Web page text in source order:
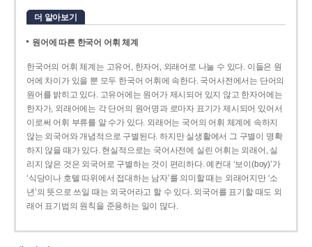
더 알아보기
원어에 따른 한국어 어휘 체계
한국어의 어휘 체계는 고유어, 한자어, 외래어로 나눌 수 있다. 이들은 원
어에 차이가 있을 뿐 모두 한국어 어휘에 속한다. 국어사전에서는 단어의
원어를 밝히고 있다. 고유어에는 원어가 제시되어 있지 않고 한자어에는
한자가, 외래어에는 각 단어의 원어명과 로마자 표기가 제시되어 있어서
이로써 어휘 부류를 알 수가 있다. 외래어는 국어의 어휘 체계에 속하지
않는 외국어와 개념적으로 구별된다. 하지만 실생활에서 그 구별이 명확
하지 않을 때가 있다. 현실적으로는 국어사전에 실린 어휘는 외래어, 실
리지 않은 것은 외국어로 구별하는 것이 편리하다. 예컨대 ‘보이(boy)’가
‘식당이나 호텔 따위에서 접대하는 남자’를 의미할 때는 외래어지만 ‘소
년’의 뜻으로 쓰일 때는 외국어라고 할 수 있다. 외국어를 표기할 때도 외
래어 표기법의 원칙을 준용하는 일이 많다.